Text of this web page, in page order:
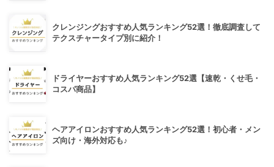
クレンジングおすすめ人気ランキング52選！徹底調査して
テクスチャータイプ別に紹介！
ドライヤーおすすめ人気ランキング52選【速乾・くせ毛・
コスパ商品】
ヘアアイロンおすすめ人気ランキング52選！初心者・メン
ズ向け・海外対応も♪